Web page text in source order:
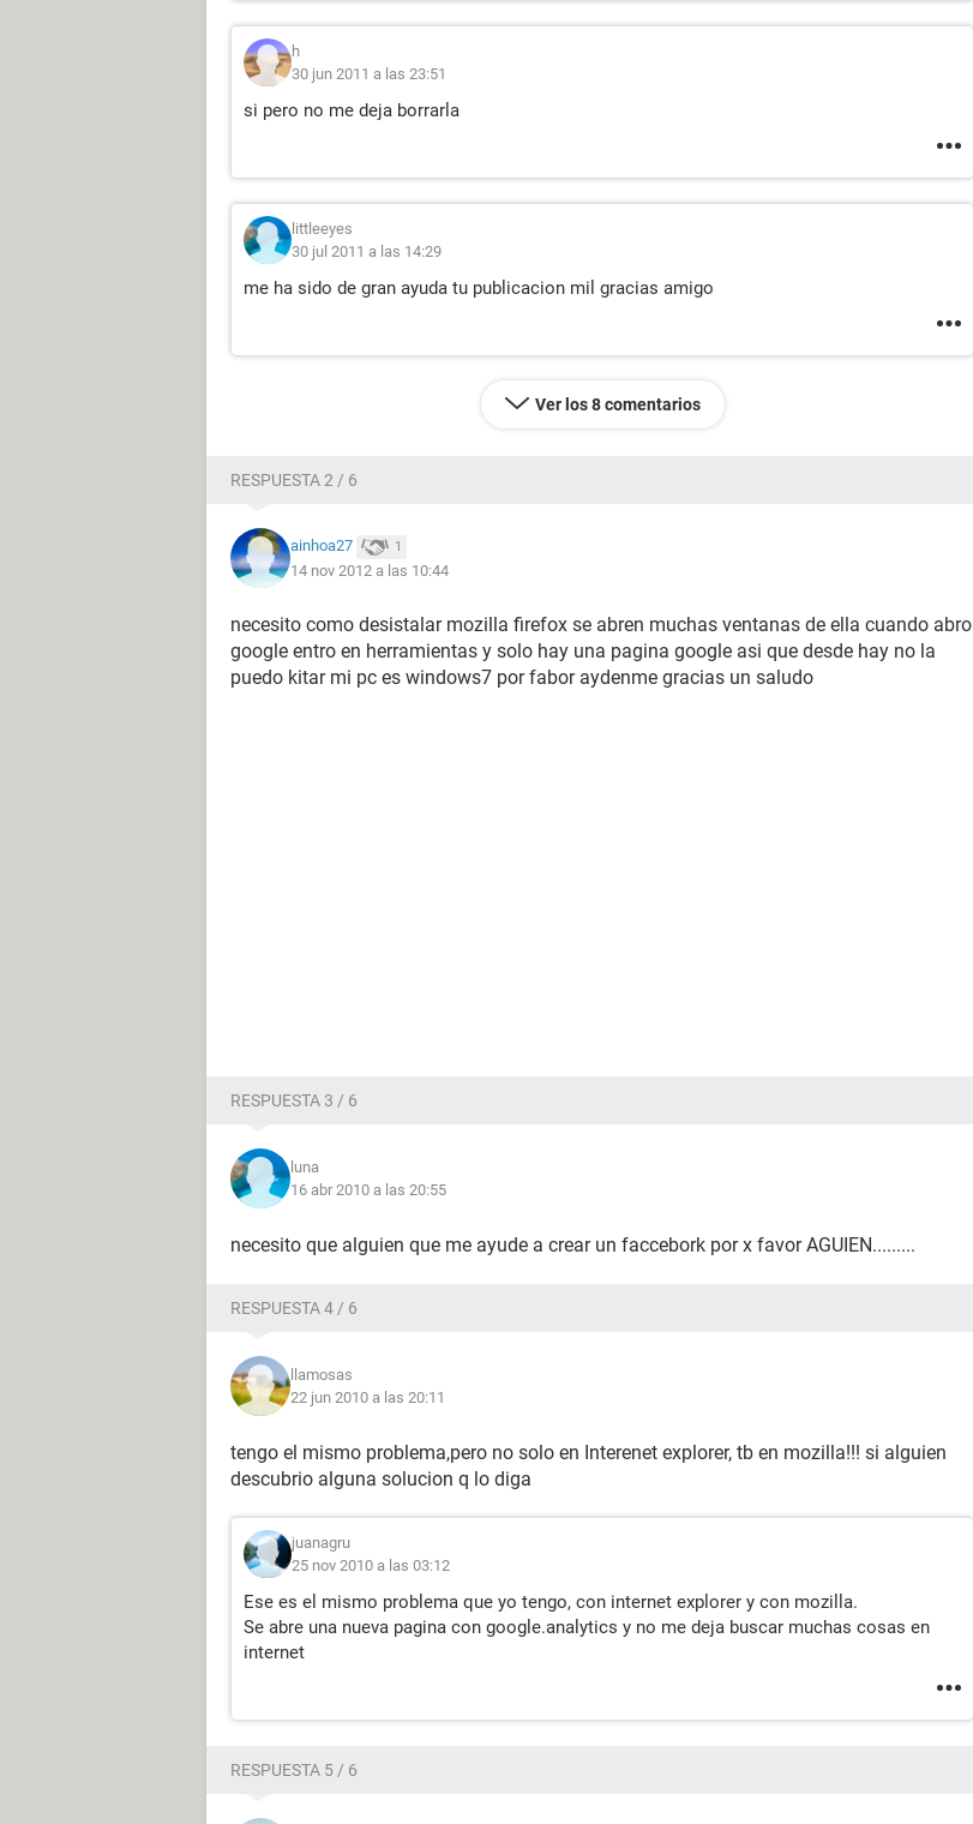
h
30 jun 2011 a las 23:51
si pero no me deja borrarla
littleeyes
30 jul 2011 a las 14:29
me ha sido de gran ayuda tu publicacion mil gracias amigo
Ver los 8 comentarios
RESPUESTA 2 / 6
ainhoa27 1
14 nov 2012 a las 10:44
necesito como desistalar mozilla firefox se abren muchas ventanas de ella cuando abro
google entro en herramientas y solo hay una pagina google asi que desde hay no la
puedo kitar mi pc es windows7 por fabor aydenme gracias un saludo
RESPUESTA 3 / 6
luna
16 abr 2010 a las 20:55
necesito que alguien que me ayude a crear un faccebork por x favor AGUIEN.........
RESPUESTA 4 / 6
llamosas
22 jun 2010 a las 20:11
tengo el mismo problema,pero no solo en Interenet explorer, tb en mozilla!!! si alguien
descubrio alguna solucion q lo diga
juanagru
25 nov 2010 a las 03:12
Ese es el mismo problema que yo tengo, con internet explorer y con mozilla.
Se abre una nueva pagina con google.analytics y no me deja buscar muchas cosas en
internet
RESPUESTA 5 / 6